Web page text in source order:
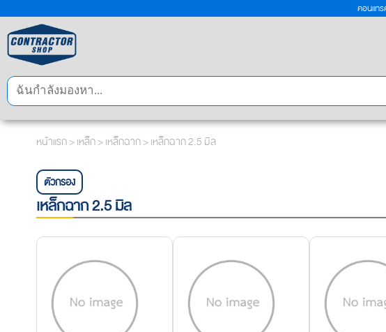
คอนแท
หน้าแรก>เหล็ก>เหล็กฉาก> เหล็กฉาก 2.5 มิล
ตัวกรอง
เหล็กฉาก 2.5 มิล